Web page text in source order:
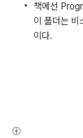
책에선
이 폴더는 비
이다.